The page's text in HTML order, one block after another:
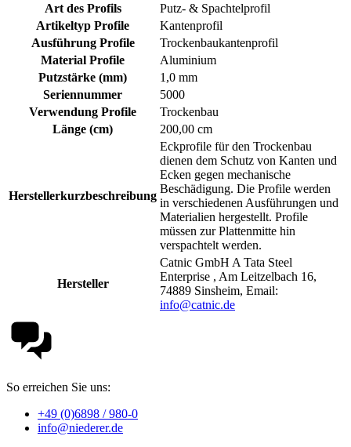
Art des Profils
Putz- & Spachtelprofil
Artikeltyp Profile
Kantenprofil
Ausführung Profile
Trockenbaukantenprofil
Material Profile
Aluminium
Putzstärke (mm)
1,0 mm
Seriennummer
5000
Verwendung Profile
Trockenbau
Länge (cm)
200,00 cm
Herstellerkurzbeschreibung
Eckprofile für den Trockenbau
dienen dem Schutz von Kanten und
Ecken gegen mechanische
Beschädigung. Die Profile werden
in verschiedenen Ausführungen und
Materialien hergestellt. Profile
müssen zur Plattenmitte hin
verspachtelt werden.
Hersteller
Catnic GmbH A Tata Steel
Enterprise , Am Leitzelbach 16,
74889 Sinsheim, Email:
info@catnic.de
So erreichen Sie uns:
+49 (0)6898 / 980-0
info@niederer.de